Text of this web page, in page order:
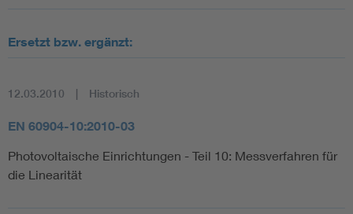
Ersetzt bzw. ergänzt:
12.03.2010 Historisch
EN 60904-10:2010-03
Photovoltaische Einrichtungen - Teil 10: Messverfahren für
die Linearität